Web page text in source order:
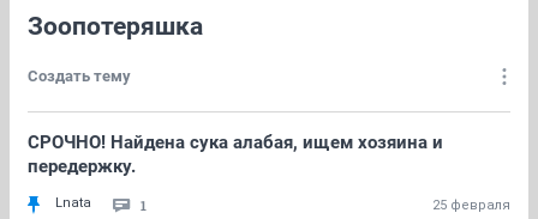
Зоопотеряшка
Создать тему
СРОЧНО! Найдена сука алабая, ищем хозяина и
передержку.
Lnata 1 25 февраля